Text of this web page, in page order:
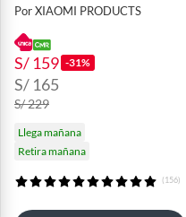
Por XIAOMI PRODUCTS
S/ 159 -31%
S/ 165
S/ 229
Llega mañana
Retira mañana
(156)